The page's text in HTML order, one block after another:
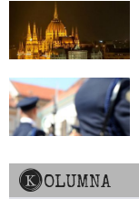
KOLUMNA